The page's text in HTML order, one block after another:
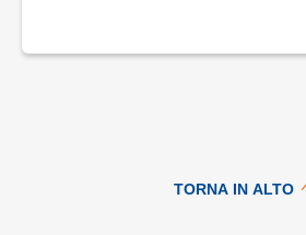
TORNA IN ALTO